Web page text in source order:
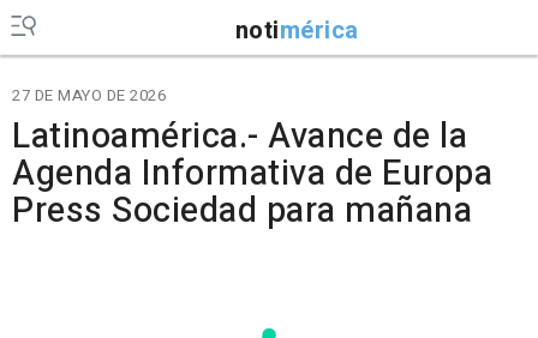
notimérica
27 DE MAYO DE 2026
Latinoamérica.- Avance de la
Agenda Informativa de Europa
Press Sociedad para mañana